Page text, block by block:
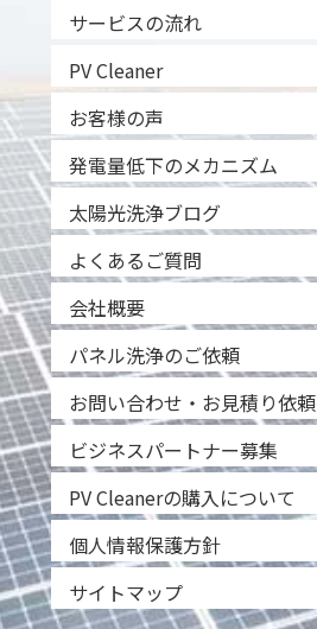
サービスの流れ
PV Cleaner
お客様の声
発電量低下のメカニズム
太陽光洗浄ブログ
よくあるご質問
会社概要
パネル洗浄のご依頼
お問い合わせ・お見積り依頼
ビジネスパートナー募集
PV Cleanerの購入について
個人情報保護方針
サイトマップ